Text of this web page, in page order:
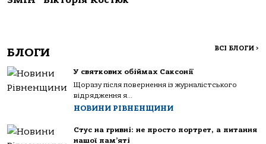
БЛОГИ ВСІ БЛОГИ >
У святкових обіймах Саксонії
Щоразу після повернення із журналістського
відрядження я...
НОВИНИ РІВНЕНЩИНИ
Стус на гривні: не просто портрет, а питання
нашої пам’яті